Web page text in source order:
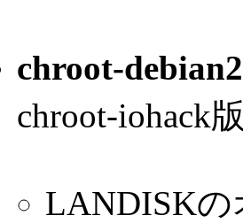
chroot-
chroot-iohack
LANDISKの